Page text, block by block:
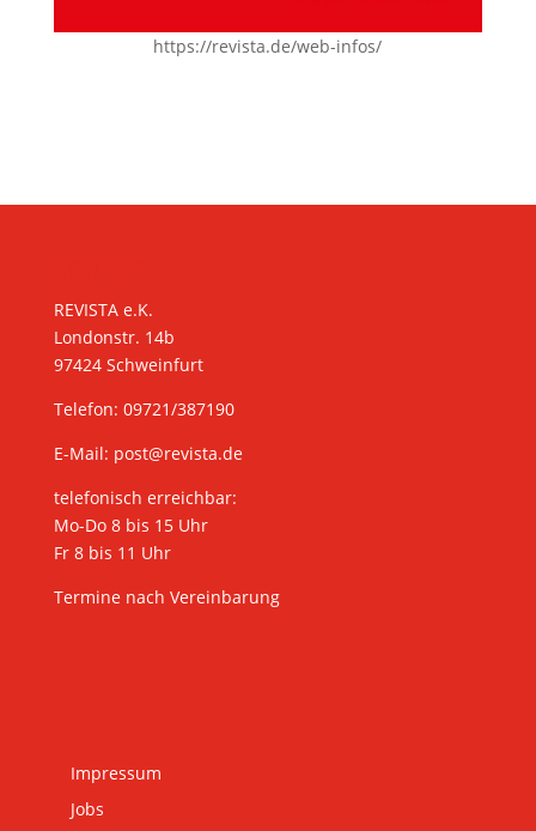
https://revista.de/web-infos/
REVISTA e.K.
Londonstr. 14b
97424 Schweinfurt
Telefon: 09721/387190
E-Mail: post@revista.de
telefonisch erreichbar:
Mo-Do 8 bis 15 Uhr
Fr 8 bis 11 Uhr
Termine nach Vereinbarung
Impressum
Jobs